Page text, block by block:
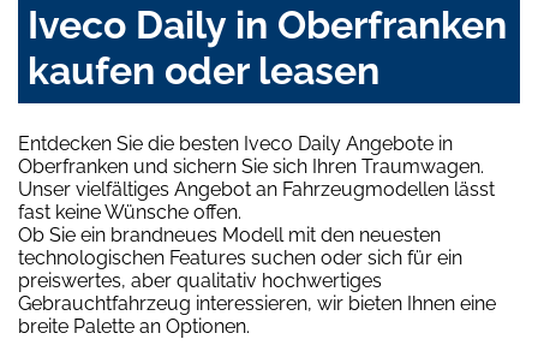
Iveco Daily in Oberfranken
kaufen oder leasen
Entdecken Sie die besten Iveco Daily Angebote in
Oberfranken und sichern Sie sich Ihren Traumwagen.
Unser vielfältiges Angebot an Fahrzeugmodellen lässt
fast keine Wünsche offen.
Ob Sie ein brandneues Modell mit den neuesten
technologischen Features suchen oder sich für ein
preiswertes, aber qualitativ hochwertiges
Gebrauchtfahrzeug interessieren, wir bieten Ihnen eine
breite Palette an Optionen.